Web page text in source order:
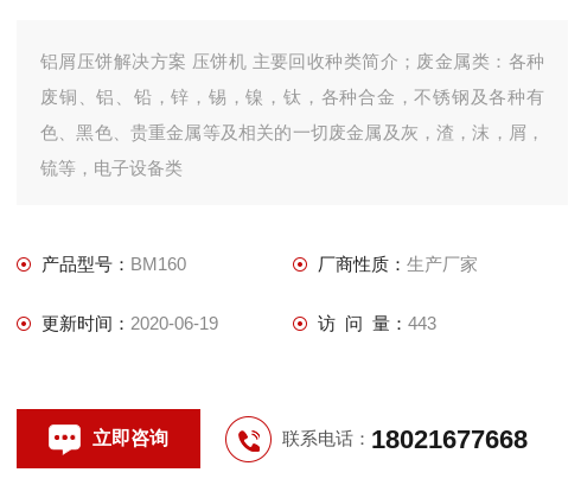
铝屑压饼解决方案 压饼机 主要回收种类简介；废金属类：各种
废铜、铝、铅，锌，锡，镍，钛，各种合金，不锈钢及各种有
色、黑色、贵重金属等及相关的一切废金属及灰，渣，沫，屑，
锍等，电子设备类
产品型号： BM160 厂商性质： 生产厂家
更新时间： 2020-06-19 访 问 量： 443
立即咨询 联系电话： 18021677668